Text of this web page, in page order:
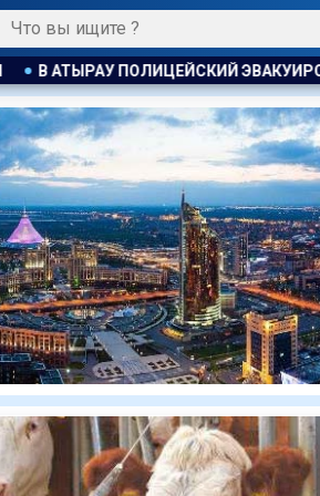
ЖИТЕЛЕЙ ДОМА ПРИ ПОЖАРЕ